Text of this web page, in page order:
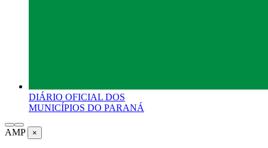
DIÁRIO OFICIAL DOS
MUNICÍPIOS DO PARANÁ
AMP ×